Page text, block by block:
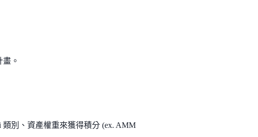
。
別、資產權重來獲得積分 (ex. AMM